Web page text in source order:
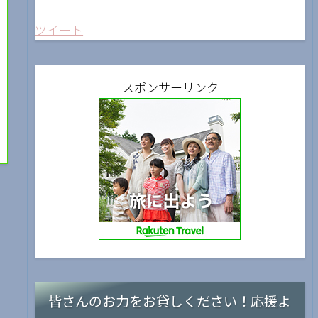
ツイート
スポンサーリンク
皆さんのお力をお貸しください！応援よ